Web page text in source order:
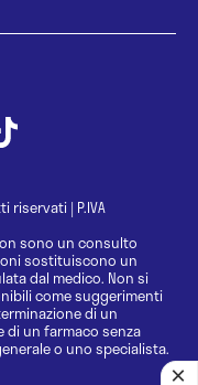
riservati| P.IVA
sono un consulto
sostituiscono un
dal medico. Non si
come suggerimenti
di un
di un farmaco senza
o uno specialista.